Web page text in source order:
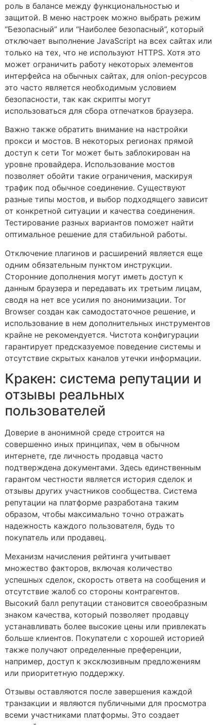
роль в балансе между функциональностью и
защитой. В меню настроек можно выбрать режим
“Безопасный” или “Наиболее безопасный”, который
отключает выполнение JavaScript на всех сайтах или
только на тех, что не используют HTTPS. Хотя это
может ограничить работу некоторых элементов
интерфейса на обычных сайтах, для onion-ресурсов
это часто является необходимым условием
безопасности, так как скрипты могут
использоваться для сбора отпечатков браузера.
Важно также обратить внимание на настройки
прокси и мостов. В некоторых регионах прямой
доступ к сети Tor может быть заблокирован на
уровне провайдера. Использование мостов
позволяет обойти такие ограничения, маскируя
трафик под обычное соединение. Существуют
разные типы мостов, и выбор подходящего зависит
от конкретной ситуации и качества соединения.
Тестирование разных вариантов поможет найти
оптимальное решение для стабильной работы.
Отключение плагинов и расширений является еще
одним обязательным пунктом инструкции.
Сторонние дополнения могут иметь доступ к
данным браузера и передавать их третьим лицам,
сводя на нет все усилия по анонимизации. Tor
Browser создан как самодостаточное решение, и
использование в нем дополнительных инструментов
крайне не рекомендуется. Чистота конфигурации
гарантирует предсказуемое поведение системы и
отсутствие скрытых каналов утечки информации.
Кракен: система репутации и
отзывы реальных
пользователей
Доверие в анонимной среде строится на
совершенно иных принципах, чем в обычном
интернете, где личность продавца часто
подтверждена документами. Здесь единственным
гарантом честности является история сделок и
отзывы других участников сообщества. Система
репутации на платформе разработана таким
образом, чтобы максимально точно отражать
надежность каждого пользователя, будь то
покупатель или продавец.
Механизм начисления рейтинга учитывает
множество факторов, включая количество
успешных сделок, скорость ответа на сообщения и
отсутствие жалоб со стороны контрагентов.
Высокий балл репутации становится своеобразным
знаком качества, который позволяет продавцу
устанавливать более высокие цены или привлекать
больше клиентов. Покупатели с хорошей историей
также получают определенные преференции,
например, доступ к эксклюзивным предложениям
или приоритетную поддержку.
Отзывы оставляются после завершения каждой
транзакции и являются публичными для просмотра
всеми участниками платформы. Это создает